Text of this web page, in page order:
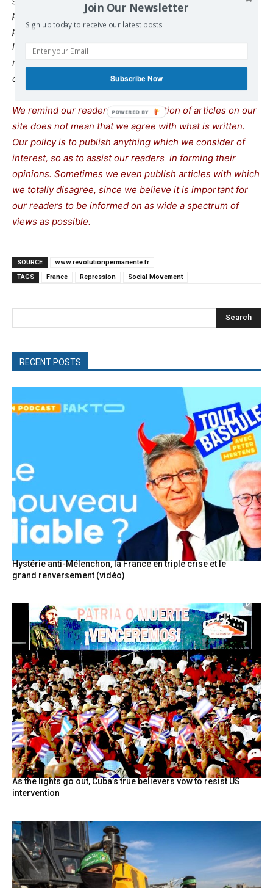
position en soutenant la révolte des quartiers et en
proposant une perspective d’ensemble pour en finir avec
le cours autoritaire et sécuritaire. Nous ne pouvons pas
regarder ailleurs, nous devons mettre toutes nos forces
dans la balance.
We remind our readers that publication of articles on our
site does not mean that we agree with what is written.
Our policy is to publish anything which we consider of
interest, so as to assist our readers in forming their
opinions. Sometimes we even publish articles with which
we totally disagree, since we believe it is important for
our readers to be informed on as wide a spectrum of
views as possible.
SOURCE
www.revolutionpermanente.fr
TAGS
France Repression Social Movement
Search
RECENT POSTS
Hystérie anti-Mélenchon, la France en triple crise et le
grand renversement (vidéo)
As the lights go out, Cuba’s true believers vow to resist US
intervention
Join Our Newsletter
Sign up today to receive our latest posts.
Subscribe Now